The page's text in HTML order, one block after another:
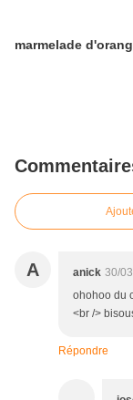
marmelade
A anick 30/
ohohoo du
<br />
Répondre